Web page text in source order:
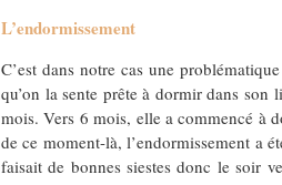
L’endormissement
C’est dans notre cas une
qu’on la sente prête à dormir dans
mois. Vers 6 mois, elle a commencé à
de ce moment-là, l’endormissement a
faisait de bonnes siestes donc le soir